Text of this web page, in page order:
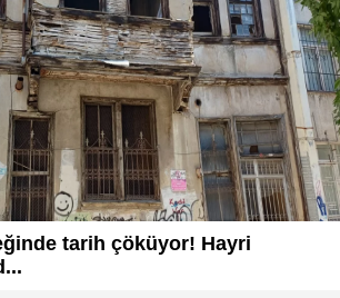
tarih çöküyor! Hayri